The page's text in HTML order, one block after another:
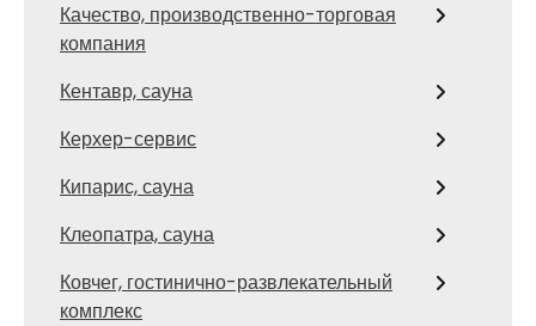
Качество, производственно-торговая
компания
Кентавр, сауна
Керхер-сервис
Кипарис, сауна
Клеопатра, сауна
Ковчег, гостинично-развлекательный
комплекс